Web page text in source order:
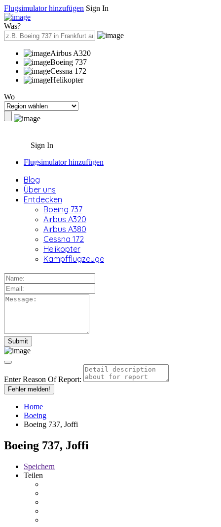
Flugsimulator hinzufügen Sign In
Was?
Airbus A320
Boeing 737
Cessna 172
Helikopter
Wo
Sign In
Flugsimulator hinzufügen
Blog
Über uns
Entdecken
Boeing 737
Airbus A320
Airbus A380
Cessna 172
Helikopter
Kampfflugzeuge
Enter Reason Of Report:
Fehler melden!
Home
Boeing
Boeing 737, Joffi
Boeing 737, Joffi
Speichern
Teilen